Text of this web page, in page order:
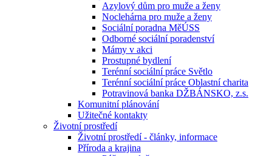
Azylový dům pro muže a ženy
Noclehárna pro muže a ženy
Sociální poradna MěÚSS
Odborné sociální poradenství
Mámy v akci
Prostupné bydlení
Terénní sociální práce Světlo
Terénní sociální práce Oblastní charita
Potravinová banka DŽBÁNSKO, z.s.
Komunitní plánování
Užitečné kontakty
Životní prostředí
Životní prostředí - články, informace
Příroda a krajina